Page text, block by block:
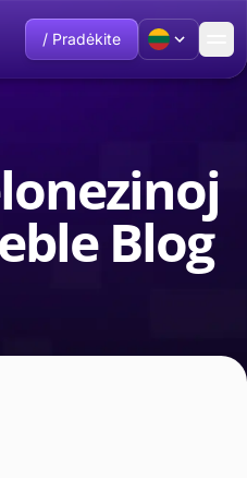
/ Pradėkite
Blog